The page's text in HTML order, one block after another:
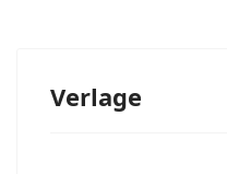
Verlage